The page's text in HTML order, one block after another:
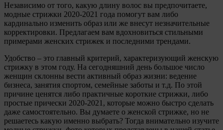
Независимо от того, какую длину волос вы предпочитаете,
модные стрижки 2020-2021 года помогут вам либо
кардинально изменить образ или же внесут незначительные
корректировки. Предлагаем вам вдохновиться стильными
примерами женских стрижек и последними трендами.
Удобство – это главный критерий, характеризующий женскую
стрижку в этом году. На сегодняшний день большое число
женщин склонны вести активный образ жизни: ведение
бизнеса, занятия спортом, семейные заботы и т.д. По этой
причине ценятся либо практичные короткие стрижки, либо
простые прически 2020-2021, которые можно быстро сделать
даже самостоятельно. Вы думаете о женской стрижке, но не
решаетесь какую именно выбрать? Тогда внимательно изучите